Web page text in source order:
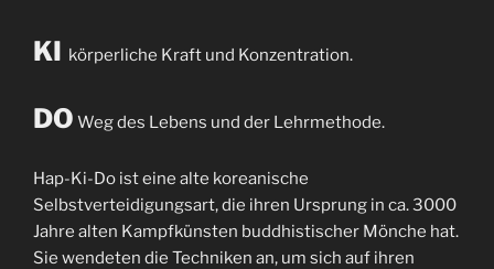
KI körperliche Kraft und Konzentration.
DO Weg des Lebens und der Lehrmethode.
Hap-Ki-Do ist eine alte koreanische
Selbstverteidigungsart, die ihren Ursprung in ca. 3000
Jahre alten Kampfkünsten buddhistischer Mönche hat.
Sie wendeten die Techniken an, um sich auf ihren